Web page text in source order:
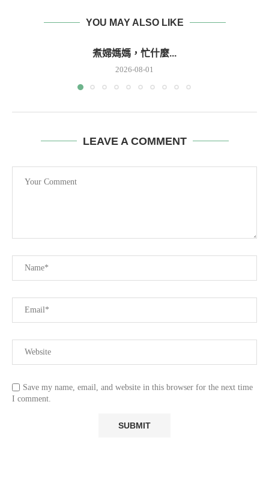
YOU MAY ALSO LIKE
煮婦媽媽，忙什麼...
2026-08-01
LEAVE A COMMENT
Save my name, email, and website in this browser for the next time
I comment.